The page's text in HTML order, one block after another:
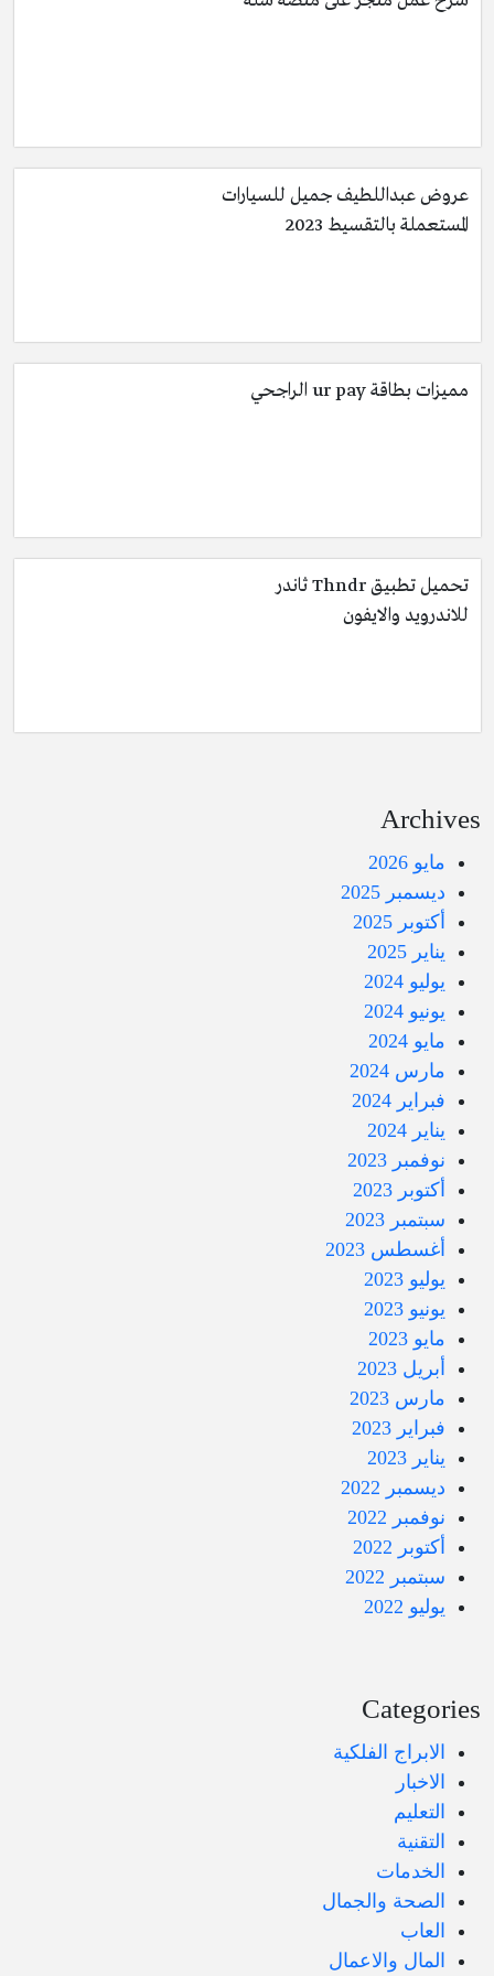
عروض عبداللطيف جميل للسيارات
المستعملة بالتقسيط 2023
مميزات بطاقة ur pay الراجحي
تحميل تطبيق Thndr ثاندر
للاندرويد والايفون
Archives
مايو 2026
ديسمبر 2025
أكتوبر 2025
يناير 2025
يوليو 2024
يونيو 2024
مايو 2024
مارس 2024
فبراير 2024
يناير 2024
نوفمبر 2023
أكتوبر 2023
سبتمبر 2023
أغسطس 2023
يوليو 2023
يونيو 2023
مايو 2023
أبريل 2023
مارس 2023
فبراير 2023
يناير 2023
ديسمبر 2022
نوفمبر 2022
أكتوبر 2022
سبتمبر 2022
يوليو 2022
Categories
الابراج الفلكية
الاخبار
التعليم
التقنية
الخدمات
الصحة والجمال
العاب
المال والاعمال